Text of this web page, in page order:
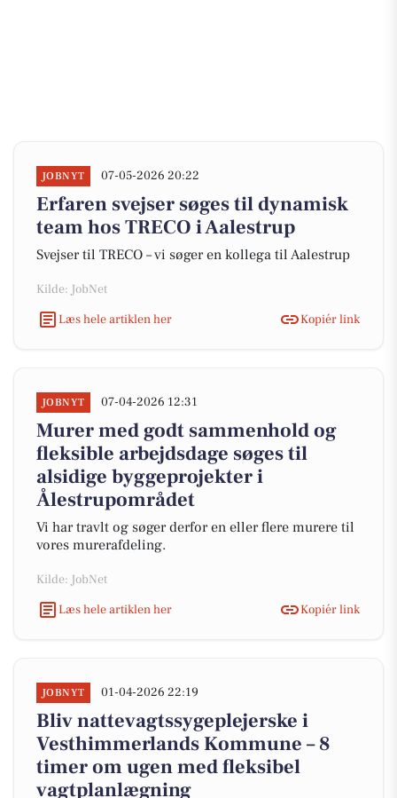
JOBNYT 07-05-2026 20:22
Erfaren svejser søges til dynamisk
team hos TRECO i Aalestrup
Svejser til TRECO – vi søger en kollega til Aalestrup
Kilde: JobNet
Læs hele artiklen her
Kopiér link
JOBNYT 07-04-2026 12:31
Murer med godt sammenhold og
fleksible arbejdsdage søges til
alsidige byggeprojekter i
Ålestrupområdet
Vi har travlt og søger derfor en eller flere murere til
vores murerafdeling.
Kilde: JobNet
Læs hele artiklen her
Kopiér link
JOBNYT 01-04-2026 22:19
Bliv nattevagtssygeplejerske i
Vesthimmerlands Kommune – 8
timer om ugen med fleksibel
vagtplanlægning